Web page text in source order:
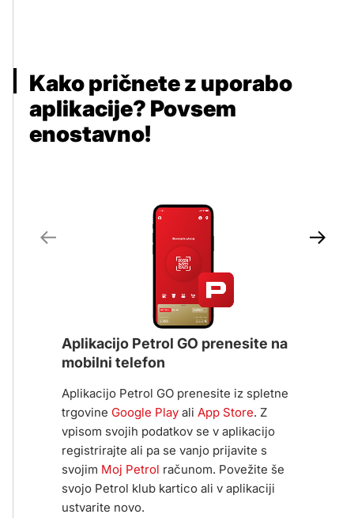
Kako pričnete z uporabo
aplikacije? Povsem
enostavno!
Aplikacijo Petrol GO prenesite na
mobilni telefon
Aplikacijo Petrol GO prenesite iz spletne
trgovine Google Play ali App Store. Z
vpisom svojih podatkov se v aplikacijo
registrirajte ali pa se vanjo prijavite s
svojim Moj Petrol računom. Povežite še
svojo Petrol klub kartico ali v aplikaciji
ustvarite novo.